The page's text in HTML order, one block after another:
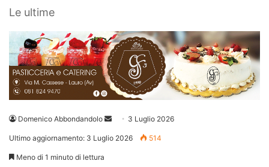
Le ultime
Domenico Abbondandolo
Invia 3 Luglio 2026
Ultimo aggiornamento: 3 Luglio 2026 514
Meno di 1 minuto di lettura